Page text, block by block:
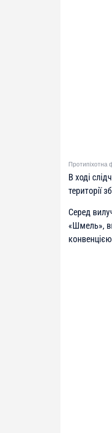
Протипіхотна
В ході
території
Серед
«Шмель»,